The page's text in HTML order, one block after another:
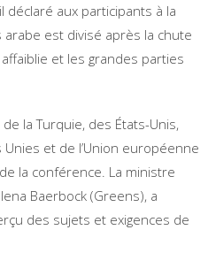
déclaré aux participants à la
est divisé après la chute
et les grandes parties
la Turquie, des États-Unis,
et de l’Union européenne
la conférence. La ministre
Baerbock (Greens), a
des sujets et exigences de